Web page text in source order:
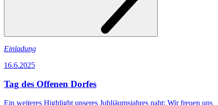
Einladung
16.6.2025
Tag des Offenen Dorfes
Ein weiteres Highlight unseres Jubliäumsjahres naht: Wir freuen uns